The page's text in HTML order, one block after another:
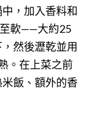
，加入香料和
軟——大約25
然後瀝乾並用
。在上菜之前
飯、額外的香